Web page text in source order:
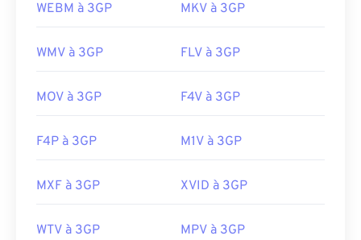
WEBM à 3GP MKV à 3GP
WMV à 3GP FLV à 3GP
MOV à 3GP F4V à 3GP
F4P à 3GP M1V à 3GP
MXF à 3GP XVID à 3GP
WTV à 3GP MPV à 3GP